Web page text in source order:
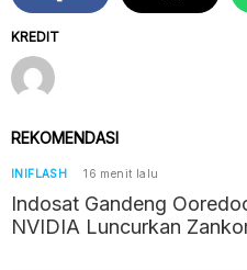
KREDIT
REKOMENDASI
INIFLASH 16 menit lalu
Indosat Gandeng
NVIDIA Luncurkan